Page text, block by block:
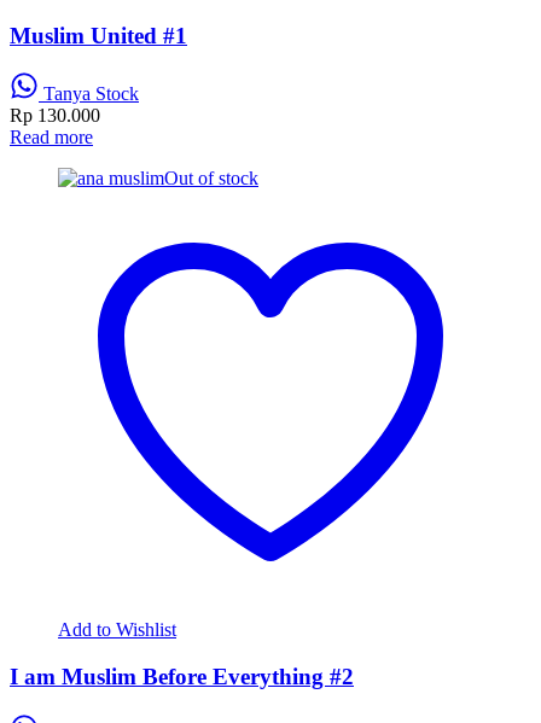
Muslim United #1
Tanya Stock
Rp 130.000
Read more
Out of stock
Add to Wishlist
I am Muslim Before Everything #2